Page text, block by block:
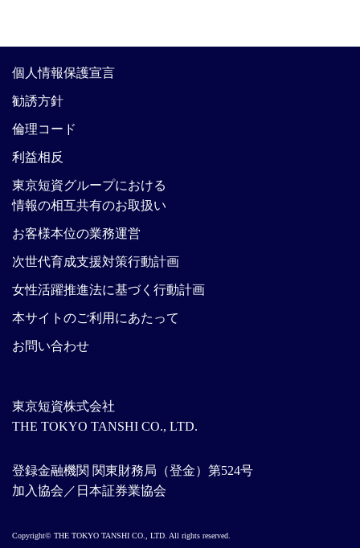
東京短資株式会社
THE TOKYO TANSHI CO., LTD.
登録金融機関 関東財務局（登金）第524号
加入協会／日本証券業協会
個人情報保護宣言
勧誘方針
倫理コード
利益相反
東京短資グループにおける
情報の相互共有のお取扱い
お客様本位の業務運営
次世代育成支援対策行動計画
女性活躍推進法に基づく行動計画
本サイトのご利用にあたって
お問い合わせ
Copyright© THE TOKYO TANSHI CO., LTD. All rights reserved.